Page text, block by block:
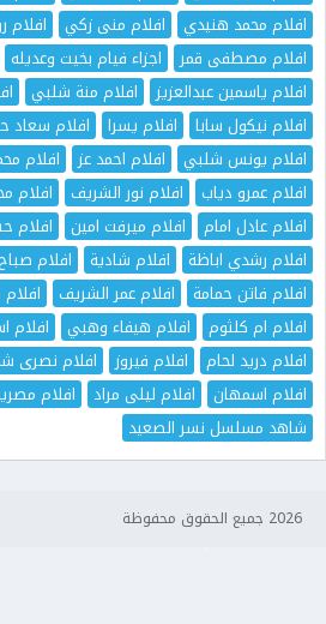
افلام محمد هنيدي
افلام منى زكي افلام
افلام مصطفى قمر
اجزاء فيام بخيت وعديله
افلام ياسمين عبدالعزيز
افلام منة شلبي
افلام نيكول سابا
افلام يسرا افلام
افلام يونس شلبي
افلام احمد عز
افلام
افلام عمرو دياب
افلام نور الشريف
افلام
افلام عادل امام
افلام ميرفت امين
افلام رشدي اباظة
افلام شادية افلام
افلام فاتن حمامة
افلام عمر الشريف
افلام ام كلثوم
افلام هيفاء وهبي
افلام
افلام دريد لحام
افلام فيروز افلام نصرى
افلام اسمهان
افلام ليلى مراد
افلام
شاهد مسلسل نسر الصعيد
2026 جميع الحقوق محفوظة